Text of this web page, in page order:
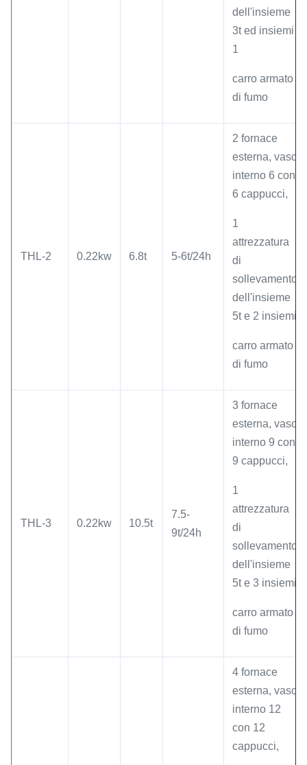
dell'insieme
3t ed insiemi
1
carro armato
di fumo
THL-2 0.22kw 6.8t 5-6t/24h
2 fornace
esterna, vaso
interno 6 con
6 cappucci,
1
attrezzatura
di
sollevamento
dell'insieme
5t e 2 insiemi
carro armato
di fumo
THL-3 0.22kw 10.5t
7.5-
9t/24h
3 fornace
esterna, vaso
interno 9 con
9 cappucci,
1
attrezzatura
di
sollevamento
dell'insieme
5t e 3 insiemi
carro armato
di fumo
4 fornace
esterna, vaso
interno 12
con 12
cappucci,